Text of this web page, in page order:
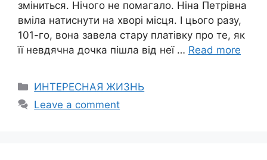
зміниться. Нічого не помагало. Ніна Петрівна
вміла натиснути на хвоpі місця. І цього разу,
101-го, вона завела стару платівку про те, як
її невдячна дочка пішла від неї … Read more
Categories
ИНТЕРЕСНАЯ ЖИЗНЬ
Leave a comment